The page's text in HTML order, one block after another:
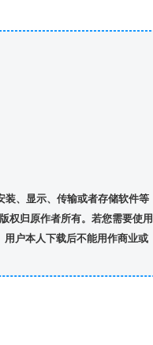
、显示、传输或者存储软件等
权归原作者所有。若您需要使用
户本人下载后不能用作商业或